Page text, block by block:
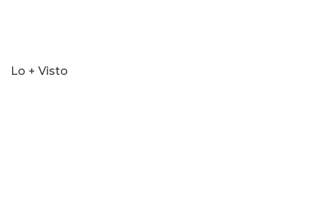
Lo + Visto